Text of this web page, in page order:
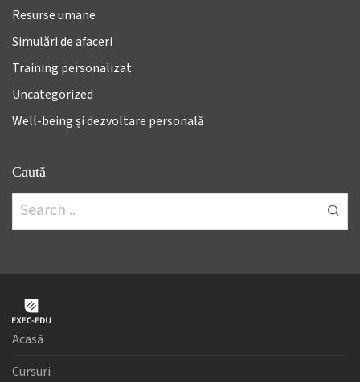
Resurse umane
Simulări de afaceri
Training personalizat
Uncategorized
Well-being și dezvoltare personală
Caută
Acasă
Cursuri